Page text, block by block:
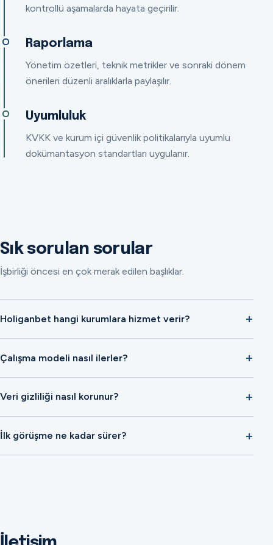
kontrollü aşamalarda hayata geçirilir.
Raporlama
Yönetim özetleri, teknik metrikler ve sonraki dönem
önerileri düzenli aralıklarla paylaşılır.
Uyumluluk
KVKK ve kurum içi güvenlik politikalarıyla uyumlu
dokümantasyon standartları uygulanır.
Sık sorulan sorular
İşbirliği öncesi en çok merak edilen başlıklar.
Holiganbet hangi kurumlara hizmet verir?
Çalışma modeli nasıl ilerler?
Veri gizliliği nasıl korunur?
İlk görüşme ne kadar sürer?